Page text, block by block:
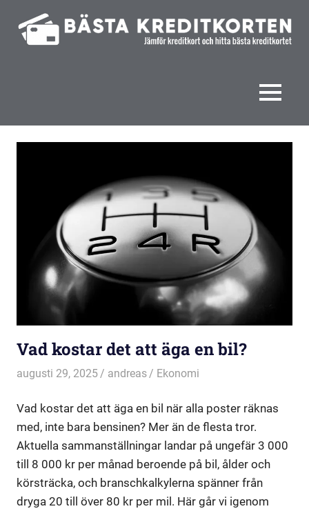
innehåll
MENY
Vad kostar det att äga en bil?
augusti 29, 2025 andreas Ekonomi
Vad kostar det att äga en bil när alla poster räknas
med, inte bara bensinen? Mer än de flesta tror.
Aktuella sammanställningar landar på ungefär 3 000
till 8 000 kr per månad beroende på bil, ålder och
körsträcka, och branschkalkylerna spänner från
dryga 20 till över 80 kr per mil. Här går vi igenom